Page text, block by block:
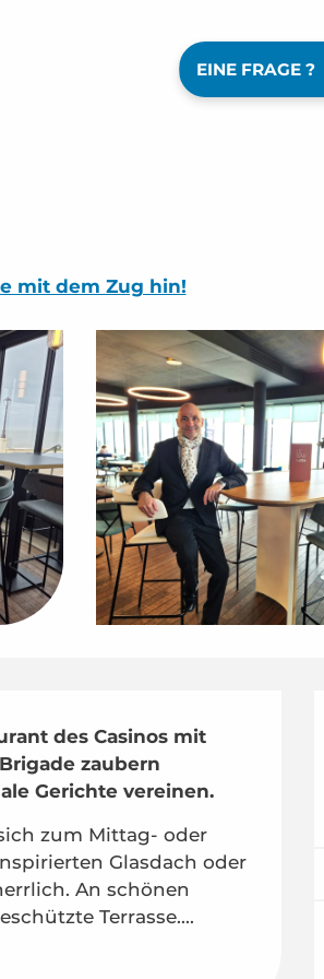
EINE FRAGE ?
mit dem Zug hin!
des Casinos mit
zaubern
Gerichte vereinen.
zum Mittag- oder
Glasdach oder
An schönen
Terrasse....